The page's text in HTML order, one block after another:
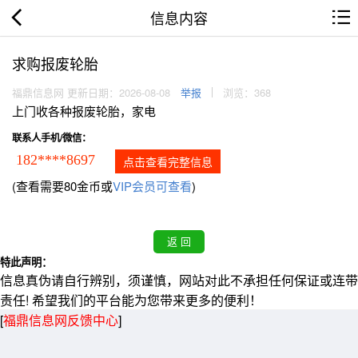
信息内容
求购报废轮胎
福鼎信息网 更新日期：2026-08-08 举报 浏览：368
上门收各种报废轮胎，家电
联系人手机/微信：
182****8697 点击查看完整信息
(查看需要80金币或VIP会员可查看)
特此声明：
信息真伪请自行辨别，须谨慎，网站对此不承担任何保证或连带
责任! 希望我们的平台能为您带来更多的便利！
[福鼎信息网反馈中心]